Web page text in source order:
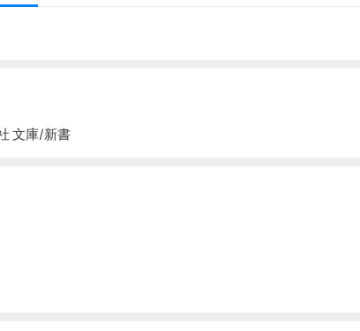
文庫/新書